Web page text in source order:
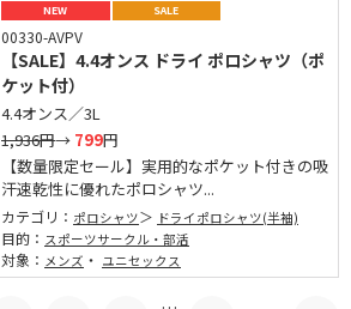
NEW SALE
00330-AVPV
【SALE】4.4オンス ドライ ポロシャツ（ポ
ケット付）
4.4オンス／3L
1,936円→ 799円
【数量限定セール】実用的なポケット付きの吸
汗速乾性に優れたポロシャツ...
カテゴリ： ポロシャツ ドライポロシャツ(半袖)
目的： スポーツサークル・部活
対象： メンズ ・ ユニセックス